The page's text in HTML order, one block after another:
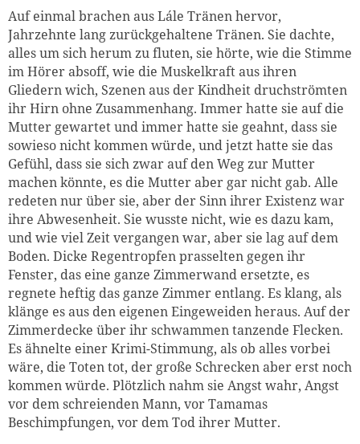
Auf einmal brachen aus Lále Tränen hervor,
Jahrzehnte lang zurückgehaltene Tränen. Sie dachte,
alles um sich herum zu fluten, sie hörte, wie die Stimme
im Hörer absoff, wie die Muskelkraft aus ihren
Gliedern wich, Szenen aus der Kindheit druchströmten
ihr Hirn ohne Zusammenhang. Immer hatte sie auf die
Mutter gewartet und immer hatte sie geahnt, dass sie
sowieso nicht kommen würde, und jetzt hatte sie das
Gefühl, dass sie sich zwar auf den Weg zur Mutter
machen könnte, es die Mutter aber gar nicht gab. Alle
redeten nur über sie, aber der Sinn ihrer Existenz war
ihre Abwesenheit. Sie wusste nicht, wie es dazu kam,
und wie viel Zeit vergangen war, aber sie lag auf dem
Boden. Dicke Regentropfen prasselten gegen ihr
Fenster, das eine ganze Zimmerwand ersetzte, es
regnete heftig das ganze Zimmer entlang. Es klang, als
klänge es aus den eigenen Eingeweiden heraus. Auf der
Zimmerdecke über ihr schwammen tanzende Flecken.
Es ähnelte einer Krimi-Stimmung, als ob alles vorbei
wäre, die Toten tot, der große Schrecken aber erst noch
kommen würde. Plötzlich nahm sie Angst wahr, Angst
vor dem schreienden Mann, vor Tamamas
Beschimpfungen, vor dem Tod ihrer Mutter.